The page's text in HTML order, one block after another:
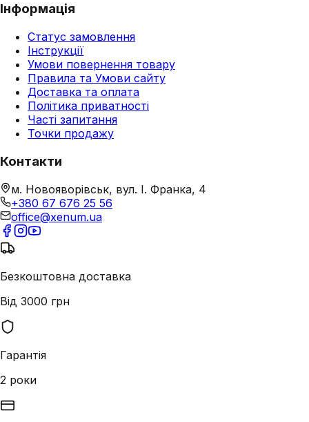
Інформація
Статус замовлення
Інструкції
Умови повернення товару
Правила та Умови сайту
Доставка та оплата
Політика приватності
Часті запитання
Точки продажу
Контакти
м. Новояворівськ, вул. І. Франка, 4
+380 67 676 25 56
office@xenum.ua
Безкоштовна доставка
Від 3000 грн
Гарантія
2 роки